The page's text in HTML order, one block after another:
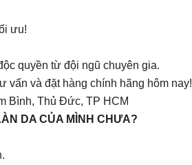
ưu!
quyền từ đội ngũ chuyên gia.
vấn và đặt hàng chính hãng hôm nay!
Bình, Thủ Đức, TP HCM
DA CỦA MÌNH CHƯA?